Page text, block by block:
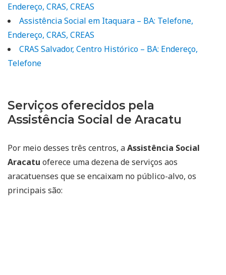
Endereço, CRAS, CREAS
Assistência Social em Itaquara – BA: Telefone,
Endereço, CRAS, CREAS
CRAS Salvador, Centro Histórico – BA: Endereço,
Telefone
Serviços oferecidos pela
Assistência Social de Aracatu
Por meio desses três centros, aAssistência Social
Aracatu oferece uma dezena de serviços aos
aracatuenses que se encaixam no público-alvo, os
principais são: